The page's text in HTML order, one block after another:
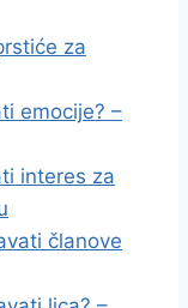
za
emocije? –
interes za
članove